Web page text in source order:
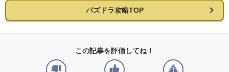
パズドラ攻略TOP
この記事を評価してね！